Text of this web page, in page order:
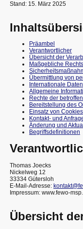
Stand: 15. März 2025
Präambel
Verantwortlicher
Übersicht der
Maßgebliche
Übermittlung von
Internationale
Allgemeine
Rechte der
Bereitstellung des
Einsatz von Cookies
Kontakt- und
Änderung und
Begriffsdefinitionen
Thomas Joecks
Nickelweg 12
33334 Gütersloh
E-Mail-Adresse:
Impressum: www.fewo-
Übersicht